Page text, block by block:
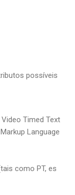
possíveis
Timed Text
Language
como PT, es